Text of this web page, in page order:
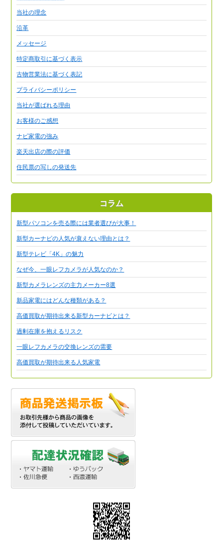
当社の理念
沿革
メッセージ
特定商取引に基づく表示
古物営業法に基づく表記
プライバシーポリシー
当社が選ばれる理由
お客様のご感想
ナビ家電の強み
楽天出店の際の評価
住民票の写しの発送先
コラム
新型パソコンを売る際には業者選びが大事！
新型カーナビの人気が衰えない理由とは？
新型テレビ「4K」の魅力
なぜ今、一眼レフカメラが人気なのか？
新型カメラレンズの主力メーカー8選
新品家電にはどんな種類がある？
高価買取が期待出来る新型カーナビとは？
過剰在庫を抱えるリスク
一眼レフカメラの交換レンズの需要
高価買取が期待出来る人気家電